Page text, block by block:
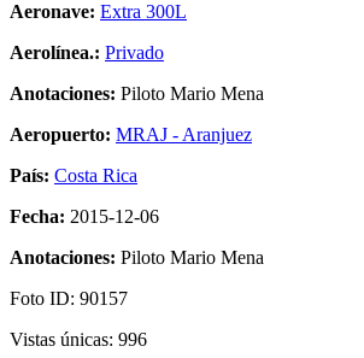
Aeronave: Extra 300L
Aerolínea.: Privado
Anotaciones: Piloto Mario Mena
Aeropuerto: MRAJ - Aranjuez
País: Costa Rica
Fecha: 2015-12-06
Anotaciones: Piloto Mario Mena
Foto ID: 90157
Vistas únicas: 996